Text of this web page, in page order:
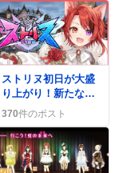
ストリヌ初日が大盛
り上がり！新たな仲
間と釣り大会で歓喜
の声が広がる
370件のポスト